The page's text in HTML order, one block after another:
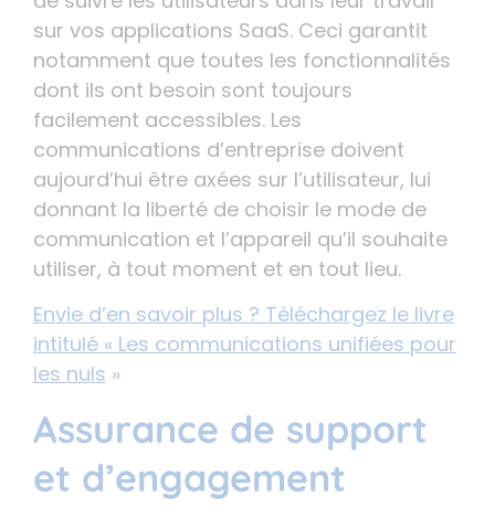
sur vos applications SaaS. Ceci garantit
notamment que toutes les fonctionnalités
dont ils ont besoin sont toujours
facilement accessibles. Les
communications d’entreprise doivent
aujourd’hui être axées sur l’utilisateur, lui
donnant la liberté de choisir le mode de
communication et l’appareil qu’il souhaite
utiliser, à tout moment et en tout lieu.
Envie d’en savoir plus ? Téléchargez le livre
intitulé « Les communications unifiées pour
les nuls »
Assurance de support
et d’engagement